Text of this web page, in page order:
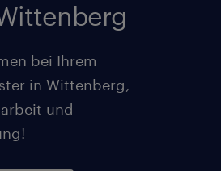
bei Ihrem
in Wittenberg,
und